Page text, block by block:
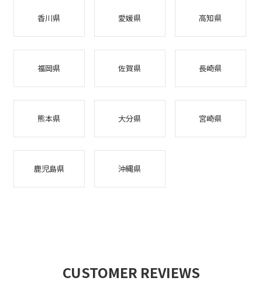
香川県 愛媛県 高知県
福岡県 佐賀県 長崎県
熊本県 大分県 宮崎県
鹿児島県 沖縄県
CUSTOMER REVIEWS